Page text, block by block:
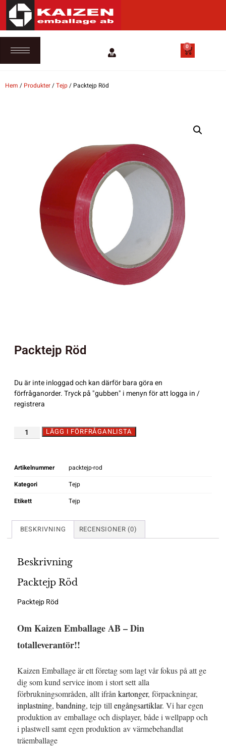
0
Hem / Produkter/Tejp/ Packtejp Röd
Packtejp Röd
Du är inte inloggad och kan därför bara göra en
förfråganorder. Tryck på "gubben" i menyn för att logga in /
registrera
LÄGG I FÖRFRÅGANLISTA
Artikelnummer
packtejp-rod
Kategori
Tejp
Etikett
Tejp
BESKRIVNING RECENSIONER (0)
Beskrivning
Packtejp Röd
Packtejp Röd
Om Kaizen Emballage AB – Din
totalleverantör!!
Kaizen Emballage är ett företag som lagt vår fokus på att ge
dig som kund service inom i stort sett alla
förbrukningsområden, allt ifrån kartonger, förpackningar,
inplastning, bandning, tejp till engångsartiklar. Vi har egen
produktion av emballage och displayer, både i wellpapp och
i plastwell samt egen produktion av värmebehandlat
träemballage